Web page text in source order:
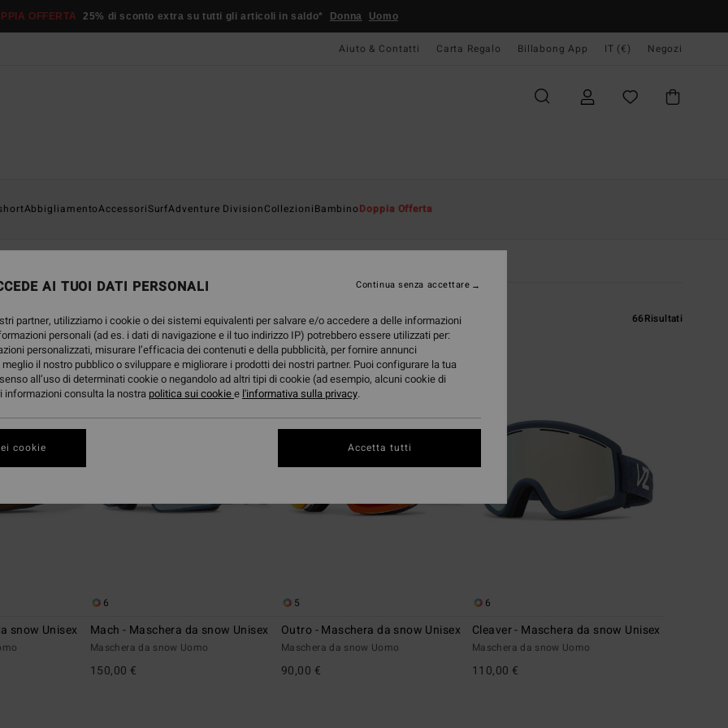
OFFERTA 25% di sconto extra su tutti gli articoli in saldo* Donna Uomo
Aiuto & Contatti Carta Regalo Billabong App IT (€) Negozi
AbbigliamentoAccessoriSurfAdventure DivisionCollezioniBambinoDoppia Offerta
66Risultati
snow Unisex
6
Mach - Maschera da snow Unisex
Maschera da snow Uomo
150,00 €
5
Outro - Maschera da snow Unisex
Maschera da snow Uomo
90,00 €
6
Cleaver - Maschera da snow Unisex
Maschera da snow Uomo
110,00 €
AI TUOI DATI PERSONALI
partner, utilizziamo i cookie o dei sistemi equivalenti per salvare e/o accedere a delle informazioni
personali (ad es. i dati di navigazione e il tuo indirizzo IP) potrebbero essere utilizzati per:
personalizzati, misurare l’efficacia dei contenuti e della pubblicità, per fornire annunci
il nostro pubblico o sviluppare e migliorare i prodotti dei nostri partner. Puoi configurare la tua
all’uso di determinati cookie o negandolo ad altri tipi di cookie (ad esempio, alcuni cookie di
informazioni consulta la nostra politica sui cookiee l'informativa sulla privacy.
cookie
Continua senza accettare
Accetta tutti